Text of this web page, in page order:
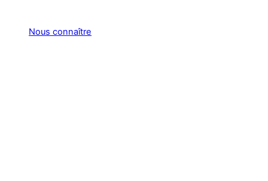
Nous connaître